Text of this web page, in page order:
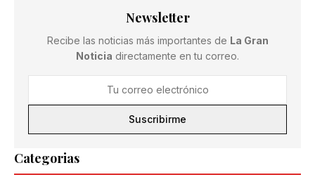
Categorias
Newsletter
Recibe las noticias más importantes de La Gran
Noticia directamente en tu correo.
Suscribirme